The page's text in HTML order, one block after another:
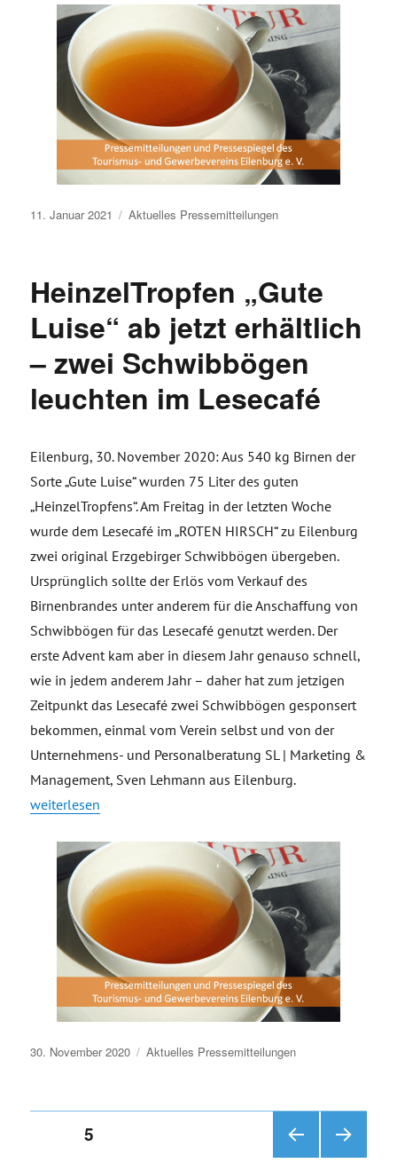
Veröffentlicht
11. Januar 2021 Aktuelles Pressemitteilungen
HeinzelTropfen „Gute
Luise“ ab jetzt erhältlich
– zwei Schwibbögen
leuchten im Lesecafé
Eilenburg, 30. November 2020: Aus 540 kg Birnen der
Sorte „Gute Luise“ wurden 75 Liter des guten
„HeinzelTropfens“. Am Freitag in der letzten Woche
wurde dem Lesecafé im „ROTEN HIRSCH“ zu Eilenburg
zwei original Erzgebirger Schwibbögen übergeben.
Ursprünglich sollte der Erlös vom Verkauf des
Birnenbrandes unter anderem für die Anschaffung von
Schwibbögen für das Lesecafé genutzt werden. Der
erste Advent kam aber in diesem Jahr genauso schnell,
wie in jedem anderem Jahr – daher hat zum jetzigen
Zeitpunkt das Lesecafé zwei Schwibbögen gesponsert
bekommen, einmal vom Verein selbst und von der
Unternehmens- und Personalberatung SL | Marketing &
Management, Sven Lehmann aus Eilenburg.
„HeinzelTropfen „Gute Luise“ ab jetzt erhältlich – zwei
weiterlesen
Veröffentlicht
30. November 2020 Aktuelles Pressemitteilungen
Seitennummerierung
SEITE5